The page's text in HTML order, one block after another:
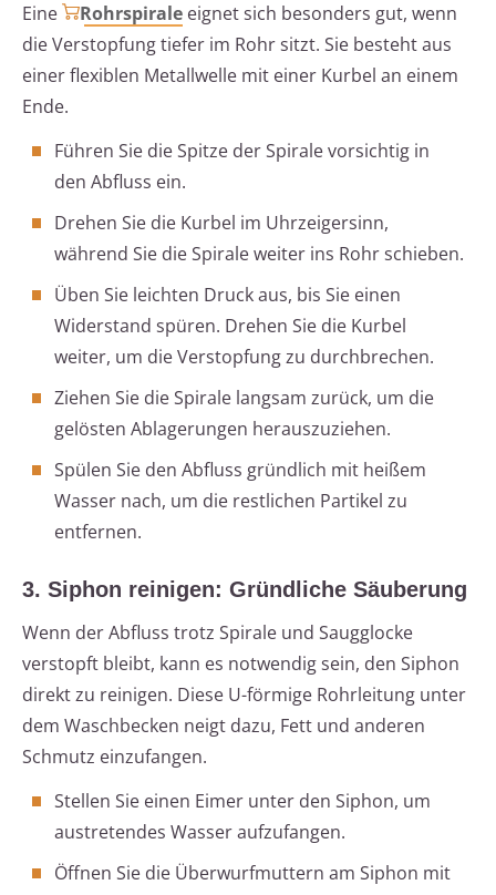
Eine
Rohrspirale eignet sich besonders gut, wenn
die Verstopfung tiefer im Rohr sitzt. Sie besteht aus
einer flexiblen Metallwelle mit einer Kurbel an einem
Ende.
Führen Sie die Spitze der Spirale vorsichtig in
den Abfluss ein.
Drehen Sie die Kurbel im Uhrzeigersinn,
während Sie die Spirale weiter ins Rohr schieben.
Üben Sie leichten Druck aus, bis Sie einen
Widerstand spüren. Drehen Sie die Kurbel
weiter, um die Verstopfung zu durchbrechen.
Ziehen Sie die Spirale langsam zurück, um die
gelösten Ablagerungen herauszuziehen.
Spülen Sie den Abfluss gründlich mit heißem
Wasser nach, um die restlichen Partikel zu
entfernen.
3. Siphon reinigen: Gründliche Säuberung
Wenn der Abfluss trotz Spirale und Saugglocke
verstopft bleibt, kann es notwendig sein, den Siphon
direkt zu reinigen. Diese U-förmige Rohrleitung unter
dem Waschbecken neigt dazu, Fett und anderen
Schmutz einzufangen.
Stellen Sie einen Eimer unter den Siphon, um
austretendes Wasser aufzufangen.
Öffnen Sie die Überwurfmuttern am Siphon mit